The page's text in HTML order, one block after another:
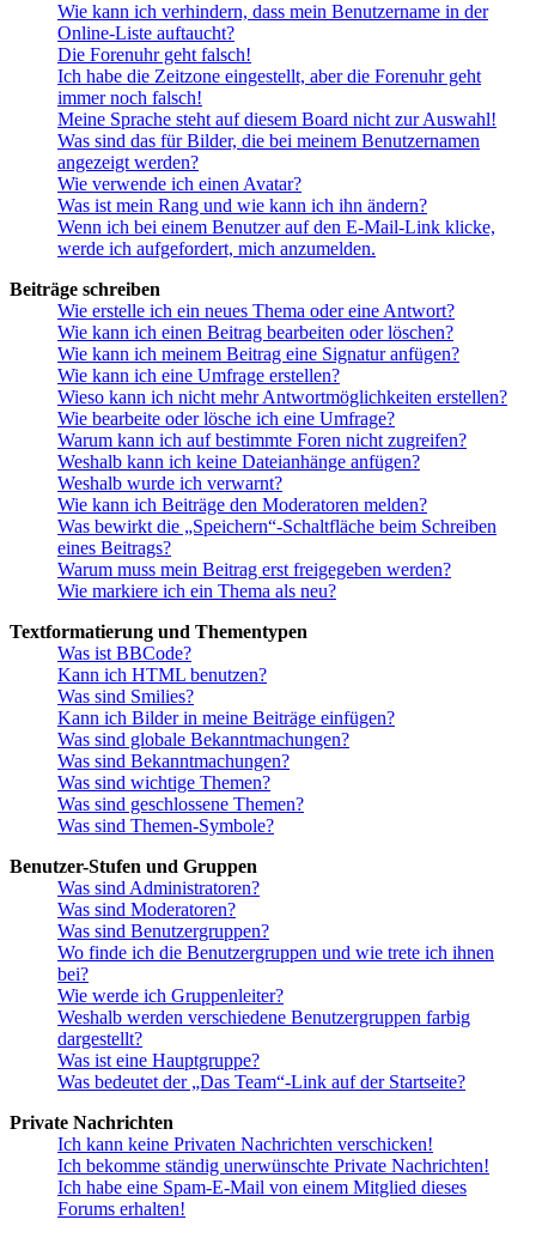
Wie kann ich verhindern, dass mein Benutzername in der
Online-Liste auftaucht?
Die Forenuhr geht falsch!
Ich habe die Zeitzone eingestellt, aber die Forenuhr geht
immer noch falsch!
Meine Sprache steht auf diesem Board nicht zur Auswahl!
Was sind das für Bilder, die bei meinem Benutzernamen
angezeigt werden?
Wie verwende ich einen Avatar?
Was ist mein Rang und wie kann ich ihn ändern?
Wenn ich bei einem Benutzer auf den E-Mail-Link klicke,
werde ich aufgefordert, mich anzumelden.
Beiträge schreiben
Wie erstelle ich ein neues Thema oder eine Antwort?
Wie kann ich einen Beitrag bearbeiten oder löschen?
Wie kann ich meinem Beitrag eine Signatur anfügen?
Wie kann ich eine Umfrage erstellen?
Wieso kann ich nicht mehr Antwortmöglichkeiten erstellen?
Wie bearbeite oder lösche ich eine Umfrage?
Warum kann ich auf bestimmte Foren nicht zugreifen?
Weshalb kann ich keine Dateianhänge anfügen?
Weshalb wurde ich verwarnt?
Wie kann ich Beiträge den Moderatoren melden?
Was bewirkt die „Speichern“-Schaltfläche beim Schreiben
eines Beitrags?
Warum muss mein Beitrag erst freigegeben werden?
Wie markiere ich ein Thema als neu?
Textformatierung und Thementypen
Was ist BBCode?
Kann ich HTML benutzen?
Was sind Smilies?
Kann ich Bilder in meine Beiträge einfügen?
Was sind globale Bekanntmachungen?
Was sind Bekanntmachungen?
Was sind wichtige Themen?
Was sind geschlossene Themen?
Was sind Themen-Symbole?
Benutzer-Stufen und Gruppen
Was sind Administratoren?
Was sind Moderatoren?
Was sind Benutzergruppen?
Wo finde ich die Benutzergruppen und wie trete ich ihnen
bei?
Wie werde ich Gruppenleiter?
Weshalb werden verschiedene Benutzergruppen farbig
dargestellt?
Was ist eine Hauptgruppe?
Was bedeutet der „Das Team“-Link auf der Startseite?
Private Nachrichten
Ich kann keine Privaten Nachrichten verschicken!
Ich bekomme ständig unerwünschte Private Nachrichten!
Ich habe eine Spam-E-Mail von einem Mitglied dieses
Forums erhalten!